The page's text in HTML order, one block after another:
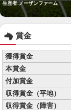
生産者:ノーザンファーム
賞金
獲得賞金
本賞金
付加賞金
収得賞金（平地）
収得賞金（障害）